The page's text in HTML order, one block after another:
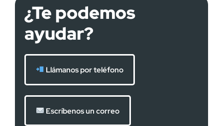
¿Te podemos
ayudar?
Llámanos por teléfono
Escríbenos un correo